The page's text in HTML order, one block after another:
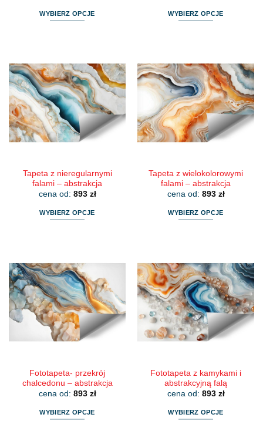
WYBIERZ OPCJE
wiele
wariantów.
Opcje
można
wybrać
na
stronie
WYBIERZ OPCJE
wiele
wariantów.
Opcje
można
wybrać
na
stronie
Tapeta z nieregularnymi
falami – abstrakcja
cena od: 893 zł
WYBIERZ OPCJE
wiele
wariantów.
Opcje
można
wybrać
na
stronie
Tapeta z wielokolorowymi
falami – abstrakcja
cena od: 893 zł
WYBIERZ OPCJE
wiele
wariantów.
Opcje
można
wybrać
na
stronie
Fototapeta- przekrój
chalcedonu – abstrakcja
cena od: 893 zł
WYBIERZ OPCJE
Fototapeta z kamykami i
abstrakcyjną falą
cena od: 893 zł
WYBIERZ OPCJE